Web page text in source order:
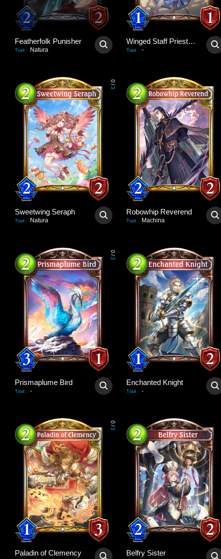
Featherfolk Punisher
Trait : Natura
Winged Staff Priestess
Trait : -
0
/
3
Sweetwing Seraph
Trait : Natura
Robowhip Reverend
Trait : Machina
0
/
3
Prismaplume Bird
Trait : -
Enchanted Knight
Trait : -
0
/
3
Paladin of Clemency Belfry Sister